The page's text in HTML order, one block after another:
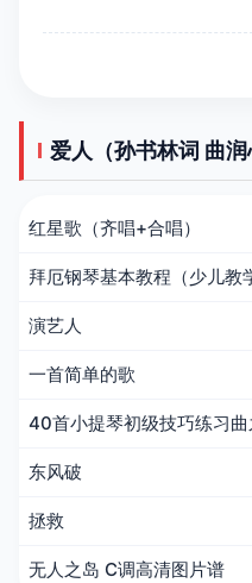
爱人（孙书林词 曲
红星歌（齐唱+合唱）
拜厄钢琴基本教程（少儿教
演艺人
一首简单的歌
40首小提琴初级技巧练习
东风破
拯救
无人之岛 C调高清图片谱